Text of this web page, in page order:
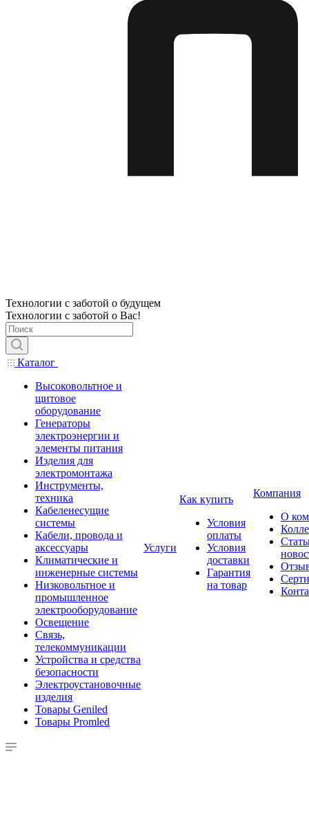
Технологии с заботой о будущем
Технологии с заботой о Вас!
Каталог
Высоковольтное и
щитовое
оборудование
Генераторы
электроэнергии и
элементы питания
Изделия для
электромонтажа
Инструменты,
техника
Кабеленесущие
системы
Кабели, провода и
аксессуары
Климатические и
инженерные системы
Низковольтное и
промышленное
электрооборудование
Освещение
Связь,
телекоммуникации
Устройства и средства
безопасности
Электроустановочные
изделия
Товары Geniled
Товары Promled
Услуги
Как купить
Условия
оплаты
Условия
доставки
Гарантия
на товар
Компания
О